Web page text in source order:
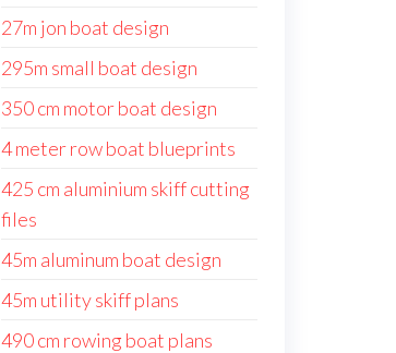
27m jon boat design
295m small boat design
350 cm motor boat design
4 meter row boat blueprints
425 cm aluminium skiff cutting
files
45m aluminum boat design
45m utility skiff plans
490 cm rowing boat plans